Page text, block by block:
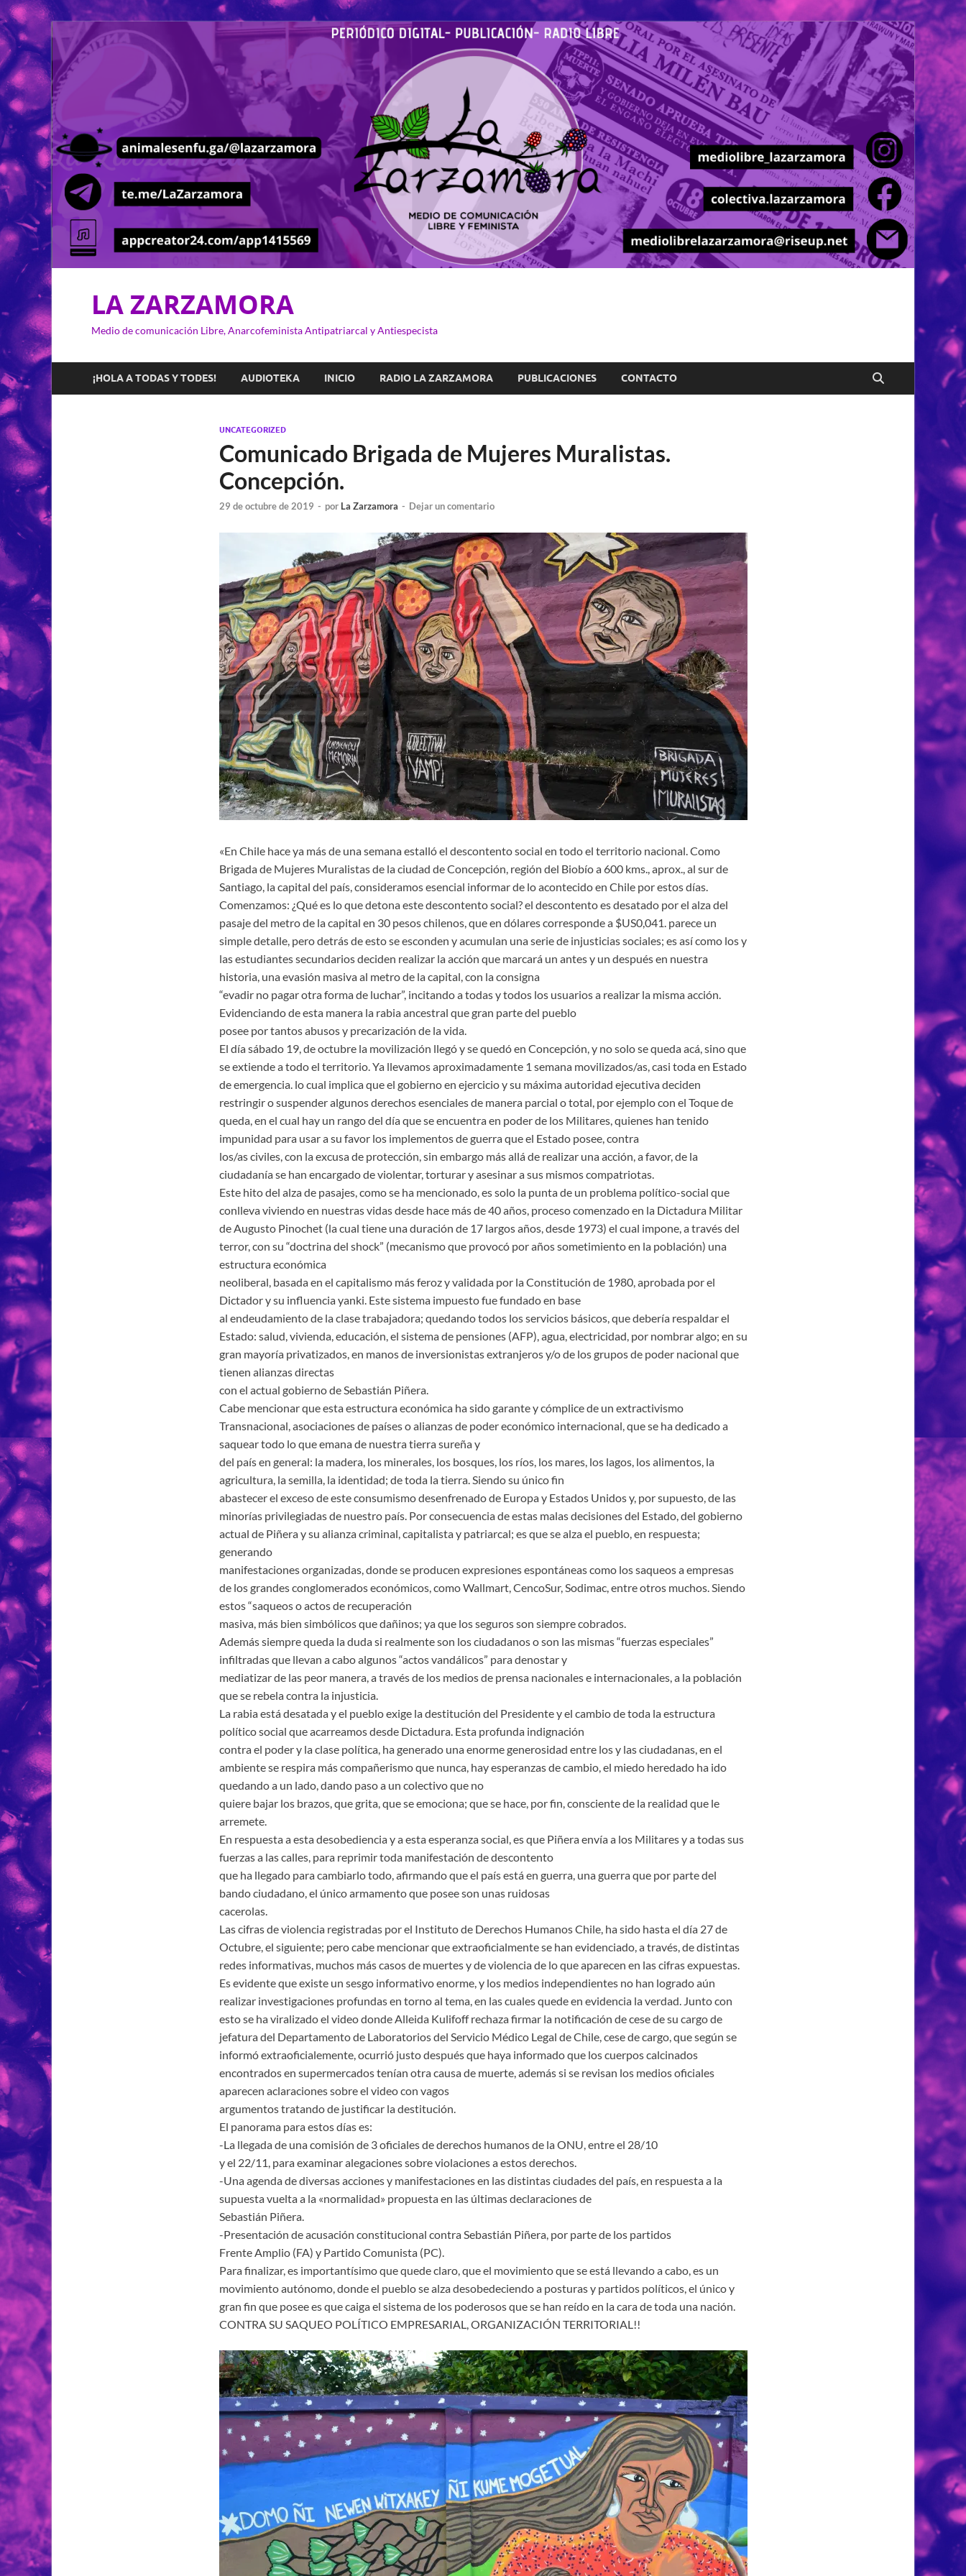
LA ZARZAMORA
Medio de comunicación Libre, Anarcofeminista Antipatriarcal y Antiespecista
¡HOLA A TODAS Y TODES! AUDIOTEKA INICIO RADIO LA ZARZAMORA PUBLICACIONES CONTACTO
UNCATEGORIZED
Comunicado Brigada de Mujeres Muralistas.
Concepción.
29 de octubre de 2019 - por La Zarzamora - Dejar un comentario
«En Chile hace ya más de una semana estalló el descontento social en todo el territorio nacional. Como
Brigada de Mujeres Muralistas de la ciudad de Concepción, región del Biobío a 600 kms., aprox., al sur de
Santiago, la capital del país, consideramos esencial informar de lo acontecido en Chile por estos días.
Comenzamos: ¿Qué es lo que detona este descontento social? el descontento es desatado por el alza del
pasaje del metro de la capital en 30 pesos chilenos, que en dólares corresponde a $US0,041. parece un
simple detalle, pero detrás de esto se esconden y acumulan una serie de injusticias sociales; es así como los y
las estudiantes secundarios deciden realizar la acción que marcará un antes y un después en nuestra
historia, una evasión masiva al metro de la capital, con la consigna
“evadir no pagar otra forma de luchar”, incitando a todas y todos los usuarios a realizar la misma acción.
Evidenciando de esta manera la rabia ancestral que gran parte del pueblo
posee por tantos abusos y precarización de la vida.
El día sábado 19, de octubre la movilización llegó y se quedó en Concepción, y no solo se queda acá, sino que
se extiende a todo el territorio. Ya llevamos aproximadamente 1 semana movilizados/as, casi toda en Estado
de emergencia. lo cual implica que el gobierno en ejercicio y su máxima autoridad ejecutiva deciden
restringir o suspender algunos derechos esenciales de manera parcial o total, por ejemplo con el Toque de
queda, en el cual hay un rango del día que se encuentra en poder de los Militares, quienes han tenido
impunidad para usar a su favor los implementos de guerra que el Estado posee, contra
los/as civiles, con la excusa de protección, sin embargo más allá de realizar una acción, a favor, de la
ciudadanía se han encargado de violentar, torturar y asesinar a sus mismos compatriotas.
Este hito del alza de pasajes, como se ha mencionado, es solo la punta de un problema político-social que
conlleva viviendo en nuestras vidas desde hace más de 40 años, proceso comenzado en la Dictadura Militar
de Augusto Pinochet (la cual tiene una duración de 17 largos años, desde 1973) el cual impone, a través del
terror, con su “doctrina del shock” (mecanismo que provocó por años sometimiento en la población) una
estructura económica
neoliberal, basada en el capitalismo más feroz y validada por la Constitución de 1980, aprobada por el
Dictador y su influencia yanki. Este sistema impuesto fue fundado en base
al endeudamiento de la clase trabajadora; quedando todos los servicios básicos, que debería respaldar el
Estado: salud, vivienda, educación, el sistema de pensiones (AFP), agua, electricidad, por nombrar algo; en su
gran mayoría privatizados, en manos de inversionistas extranjeros y/o de los grupos de poder nacional que
tienen alianzas directas
con el actual gobierno de Sebastián Piñera.
Cabe mencionar que esta estructura económica ha sido garante y cómplice de un extractivismo
Transnacional, asociaciones de países o alianzas de poder económico internacional, que se ha dedicado a
saquear todo lo que emana de nuestra tierra sureña y
del país en general: la madera, los minerales, los bosques, los ríos, los mares, los lagos, los alimentos, la
agricultura, la semilla, la identidad; de toda la tierra. Siendo su único fin
abastecer el exceso de este consumismo desenfrenado de Europa y Estados Unidos y, por supuesto, de las
minorías privilegiadas de nuestro país. Por consecuencia de estas malas decisiones del Estado, del gobierno
actual de Piñera y su alianza criminal, capitalista y patriarcal; es que se alza el pueblo, en respuesta;
generando
manifestaciones organizadas, donde se producen expresiones espontáneas como los saqueos a empresas
de los grandes conglomerados económicos, como Wallmart, CencoSur, Sodimac, entre otros muchos. Siendo
estos “saqueos o actos de recuperación
masiva, más bien simbólicos que dañinos; ya que los seguros son siempre cobrados.
Además siempre queda la duda si realmente son los ciudadanos o son las mismas “fuerzas especiales”
infiltradas que llevan a cabo algunos “actos vandálicos” para denostar y
mediatizar de las peor manera, a través de los medios de prensa nacionales e internacionales, a la población
que se rebela contra la injusticia.
La rabia está desatada y el pueblo exige la destitución del Presidente y el cambio de toda la estructura
político social que acarreamos desde Dictadura. Esta profunda indignación
contra el poder y la clase política, ha generado una enorme generosidad entre los y las ciudadanas, en el
ambiente se respira más compañerismo que nunca, hay esperanzas de cambio, el miedo heredado ha ido
quedando a un lado, dando paso a un colectivo que no
quiere bajar los brazos, que grita, que se emociona; que se hace, por fin, consciente de la realidad que le
arremete.
En respuesta a esta desobediencia y a esta esperanza social, es que Piñera envía a los Militares y a todas sus
fuerzas a las calles, para reprimir toda manifestación de descontento
que ha llegado para cambiarlo todo, afirmando que el país está en guerra, una guerra que por parte del
bando ciudadano, el único armamento que posee son unas ruidosas
cacerolas.
Las cifras de violencia registradas por el Instituto de Derechos Humanos Chile, ha sido hasta el día 27 de
Octubre, el siguiente; pero cabe mencionar que extraoficialmente se han evidenciado, a través, de distintas
redes informativas, muchos más casos de muertes y de violencia de lo que aparecen en las cifras expuestas.
Es evidente que existe un sesgo informativo enorme, y los medios independientes no han logrado aún
realizar investigaciones profundas en torno al tema, en las cuales quede en evidencia la verdad. Junto con
esto se ha viralizado el video donde Alleida Kulifoff rechaza firmar la notificación de cese de su cargo de
jefatura del Departamento de Laboratorios del Servicio Médico Legal de Chile, cese de cargo, que según se
informó extraoficialemente, ocurrió justo después que haya informado que los cuerpos calcinados
encontrados en supermercados tenían otra causa de muerte, además si se revisan los medios oficiales
aparecen aclaraciones sobre el video con vagos
argumentos tratando de justificar la destitución.
El panorama para estos días es:
-La llegada de una comisión de 3 oficiales de derechos humanos de la ONU, entre el 28/10
y el 22/11, para examinar alegaciones sobre violaciones a estos derechos.
-Una agenda de diversas acciones y manifestaciones en las distintas ciudades del país, en respuesta a la
supuesta vuelta a la «normalidad» propuesta en las últimas declaraciones de
Sebastián Piñera.
-Presentación de acusación constitucional contra Sebastián Piñera, por parte de los partidos
Frente Amplio (FA) y Partido Comunista (PC).
Para finalizar, es importantísimo que quede claro, que el movimiento que se está llevando a cabo, es un
movimiento autónomo, donde el pueblo se alza desobedeciendo a posturas y partidos políticos, el único y
gran fin que posee es que caiga el sistema de los poderosos que se han reído en la cara de toda una nación.
CONTRA SU SAQUEO POLÍTICO EMPRESARIAL, ORGANIZACIÓN TERRITORIAL!!